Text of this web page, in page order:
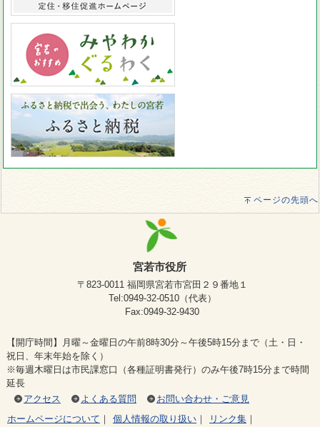
ページの先頭へ
宮若市役所
〒823-0011 福岡県宮若市宮田２９番地１
Tel:0949-32-0510（代表）
Fax:0949-32-9430
【開庁時間】月曜～金曜日の午前8時30分～午後5時15分まで（土・日・
祝日、年末年始を除く）
※毎週木曜日は市民課窓口（各種証明書発行）のみ午後7時15分まで時間
延長
アクセス
よくある質問
お問い合わせ・ご意見
ホームページについて ｜ 個人情報の取り扱い ｜ リンク集 ｜